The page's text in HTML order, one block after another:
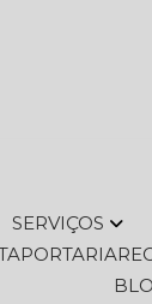
SERVIÇOS
PORTARIA